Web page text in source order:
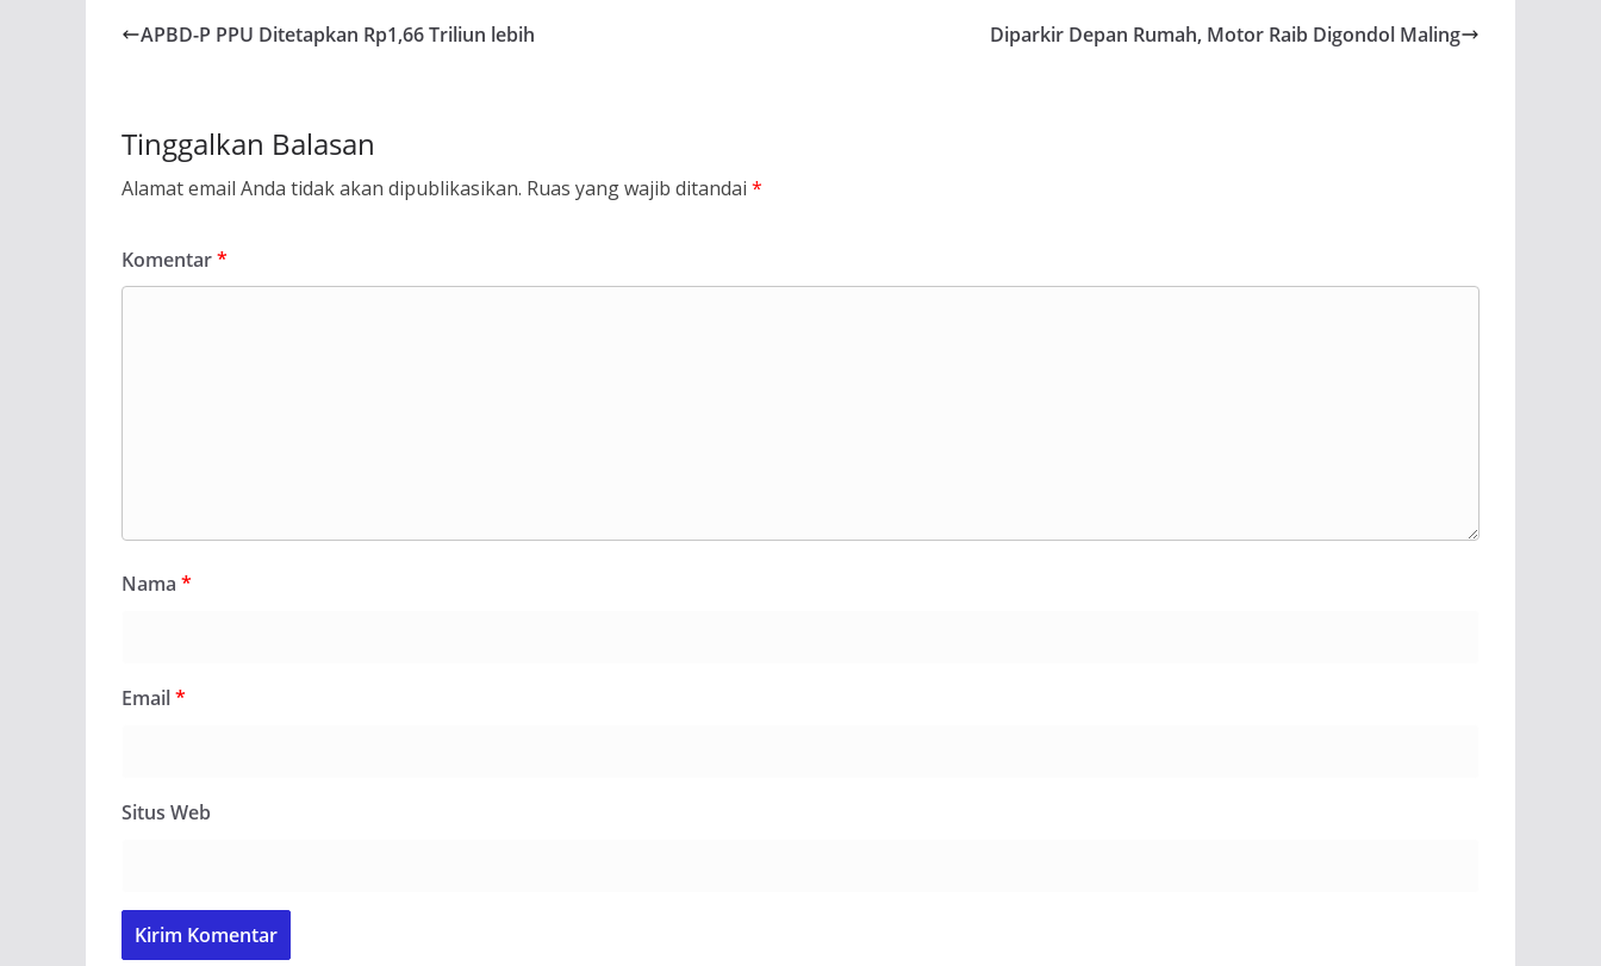
APBD-P PPU Ditetapkan Rp1,66 Triliun lebih Diparkir Depan Rumah, Motor Raib Digondol Maling
Tinggalkan Balasan
Alamat email Anda tidak akan dipublikasikan. Ruas yang wajib ditandai *
Komentar*
Nama *
Email*
Situs Web